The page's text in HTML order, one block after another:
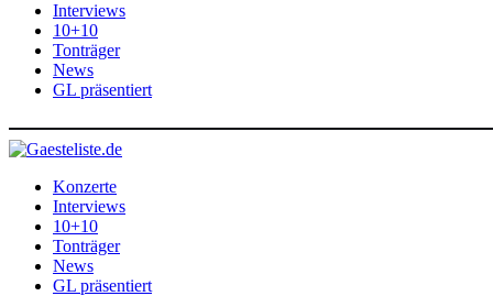
Interviews
10+10
Tonträger
News
GL präsentiert
Konzerte
Interviews
10+10
Tonträger
News
GL präsentiert